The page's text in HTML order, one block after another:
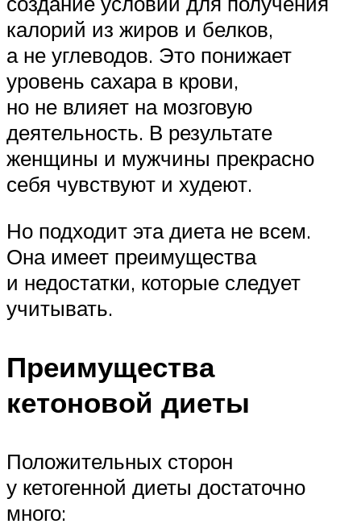
калорий из жиров и белков,
а не углеводов. Это понижает
уровень сахара в крови,
но не влияет на мозговую
деятельность. В результате
женщины и мужчины прекрасно
себя чувствуют и худеют.
Но подходит эта диета не всем.
Она имеет преимущества
и недостатки, которые следует
учитывать.
Преимущества
кетоновой диеты
Положительных сторон
у кетогенной диеты достаточно
много: